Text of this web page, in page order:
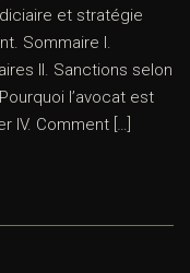
et stratégie
Sommaire I.
II. Sanctions selon
l’avocat est
IV. Comment […]